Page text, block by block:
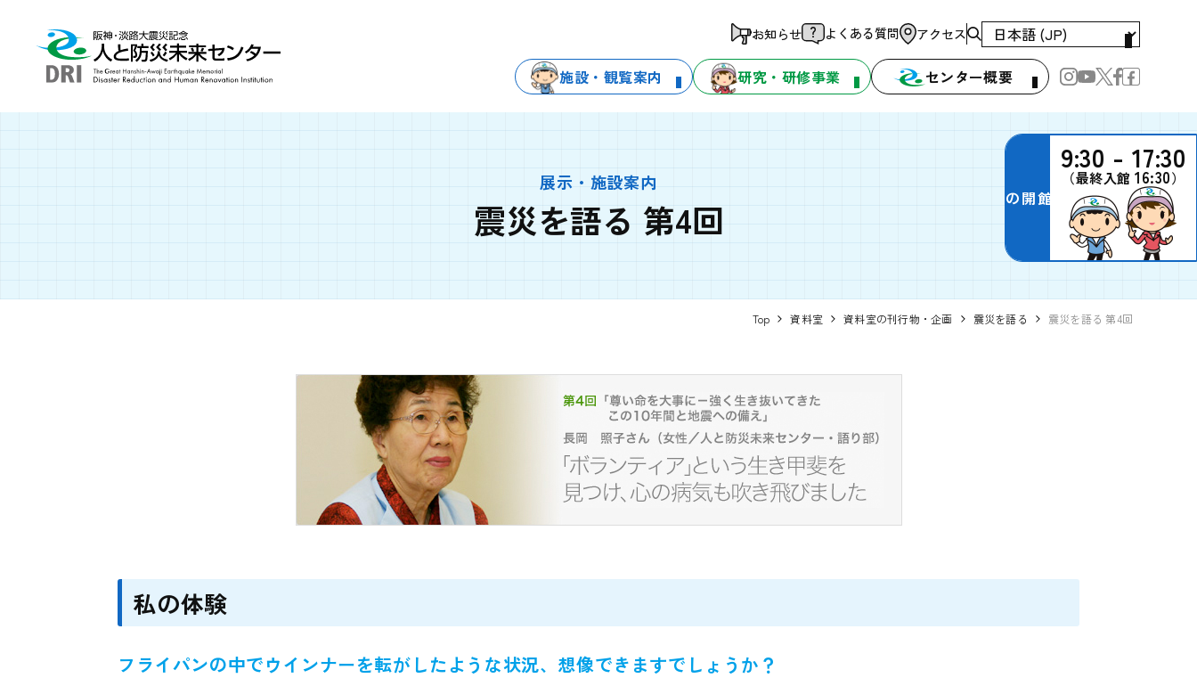
お知らせ よくある質問 アクセス
本日の開館時間
9:30 - 17:30
（最終入館16:30）
施設・観覧案内 研究・研修事業 センター概要
展示・施設案内
震災を語る 第4回
Top 資料室 資料室の刊行物・企画 震災を語る 震災を語る 第4回
私の体験
フライパンの中でウインナーを転がしたような状況、想像できますでしょうか？